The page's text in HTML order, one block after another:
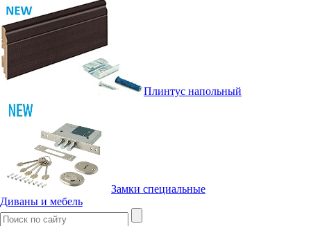
Плинтус напольный
Замки специальные
Диваны и мебель